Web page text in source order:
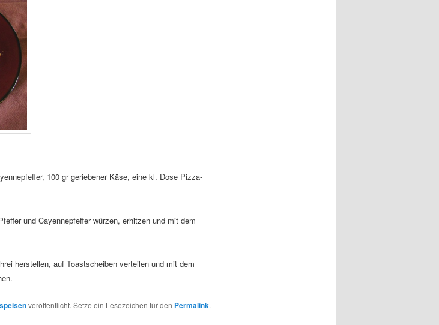
100 gr geriebener Käse, eine kl. Dose Pizza-
und Cayennepfeffer würzen, erhitzen und mit dem
herstellen, auf Toastscheiben verteilen und mit dem
veröffentlicht. Setze ein Lesezeichen für den Permalink.